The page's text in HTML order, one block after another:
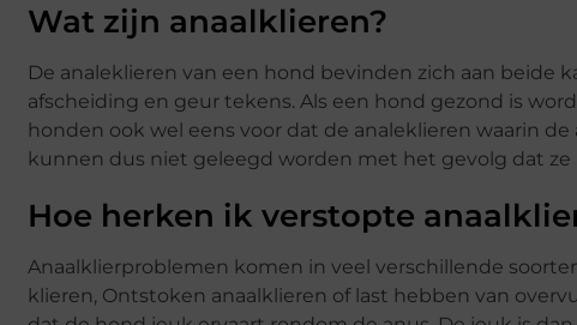
Wat zijn anaalklieren?
De analeklieren van een hond bevinden zich aan beide
afscheiding en geur tekens. Als een hond gezond is
honden ook wel eens voor dat de analeklieren waarin
kunnen dus niet geleegd worden met het gevolg dat
Hoe herken ik verstopte
Anaalklierproblemen komen in veel verschillende
klieren, Ontstoken anaalklieren of last hebben van